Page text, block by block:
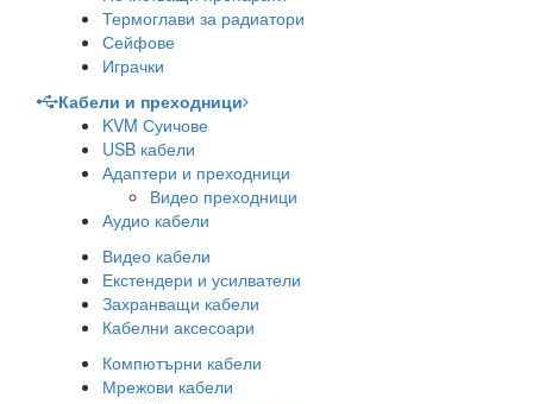
Термоглави за радиатори
Сейфове
Играчки
Кабели и преходници
KVM Суичове
USB кабели
Адаптери и преходници
Видео преходници
Аудио кабели
Видео кабели
Екстендери и усилватели
Захранващи кабели
Кабелни аксесоари
Компютърни кабели
Мрежови кабели